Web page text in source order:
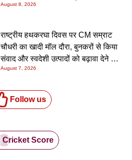
रकम
August 8, 2026
राष्ट्रीय हथकरघा दिवस पर CM सम्राट
चौधरी का खादी मॉल दौरा, बुनकरों से किया
संवाद और स्वदेशी उत्पादों को बढ़ावा देने की
अपील
August 7, 2026
Follow us
Cricket Score